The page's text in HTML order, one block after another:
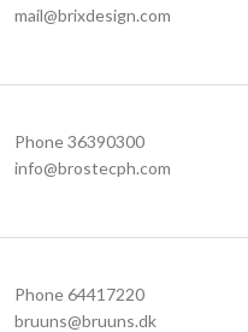
mail@brixdesign.com
Phone 36390300
info@brostecph.com
Phone 64417220
bruuns@bruuns.dk